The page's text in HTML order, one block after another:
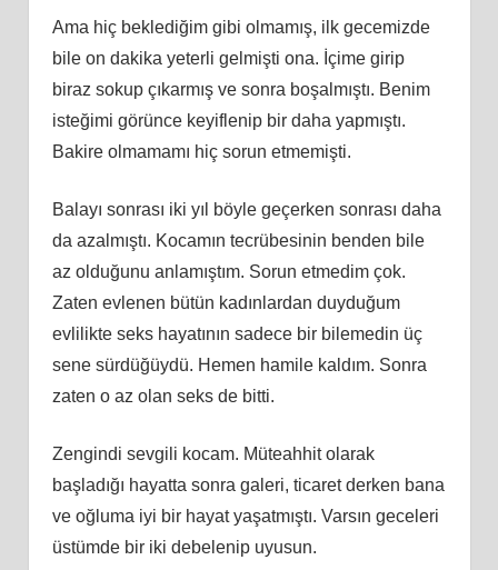
Ama hiç beklediğim gibi olmamış, ilk gecemizde
bile on dakika yeterli gelmişti ona. İçime girip
biraz sokup çıkarmış ve sonra boşalmıştı. Benim
isteğimi görünce keyiflenip bir daha yapmıştı.
Bakire olmamamı hiç sorun etmemişti.
Balayı sonrası iki yıl böyle geçerken sonrası daha
da azalmıştı. Kocamın tecrübesinin benden bile
az olduğunu anlamıştım. Sorun etmedim çok.
Zaten evlenen bütün kadınlardan duyduğum
evlilikte seks hayatının sadece bir bilemedin üç
sene sürdüğüydü. Hemen hamile kaldım. Sonra
zaten o az olan seks de bitti.
Zengindi sevgili kocam. Müteahhit olarak
başladığı hayatta sonra galeri, ticaret derken bana
ve oğluma iyi bir hayat yaşatmıştı. Varsın geceleri
üstümde bir iki debelenip uyusun.